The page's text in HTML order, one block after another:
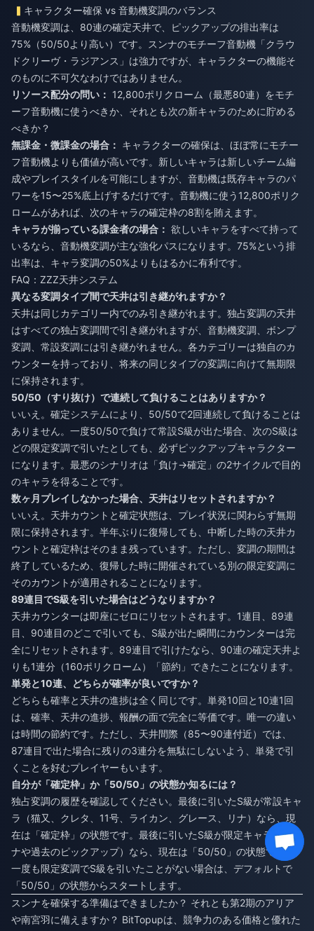
キャラクター確保 vs 音動機変調のバランス
音動機変調は、80連の確定天井で、ピックアップの排出率は
75%（50/50より高い）です。スンナのモチーフ音動機「クラウ
ドクリーヴ・ラジアンス」は強力ですが、キャラクターの機能そ
のものに不可欠なわけではありません。
リソース配分の問い： 12,800ポリクローム（最悪80連）をモチ
ーフ音動機に使うべきか、それとも次の新キャラのために貯める
べきか？
無課金・微課金の場合： キャラクターの確保は、ほぼ常にモチー
フ音動機よりも価値が高いです。新しいキャラは新しいチーム編
成やプレイスタイルを可能にしますが、音動機は既存キャラのパ
ワーを15〜25%底上げするだけです。音動機に使う12,800ポリク
ロームがあれば、次のキャラの確定枠の8割を賄えます。
キャラが揃っている課金者の場合： 欲しいキャラをすべて持って
いるなら、音動機変調が主な強化パスになります。75%という排
出率は、キャラ変調の50%よりもはるかに有利です。
FAQ：ZZZ天井システム
異なる変調タイプ間で天井は引き継がれますか？
天井は同じカテゴリー内でのみ引き継がれます。独占変調の天井
はすべての独占変調間で引き継がれますが、音動機変調、ボンプ
変調、常設変調には引き継がれません。各カテゴリーは独自のカ
ウンターを持っており、将来の同じタイプの変調に向けて無期限
に保持されます。
50/50（すり抜け）で連続して負けることはありますか？
いいえ。確定システムにより、50/50で2回連続して負けることは
ありません。一度50/50で負けて常設S級が出た場合、次のS級は
どの限定変調で引いたとしても、必ずピックアップキャラクター
になります。最悪のシナリオは「負け→確定」の2サイクルで目的
のキャラを得ることです。
数ヶ月プレイしなかった場合、天井はリセットされますか？
いいえ。天井カウントと確定状態は、プレイ状況に関わらず無期
限に保持されます。半年ぶりに復帰しても、中断した時の天井カ
ウントと確定枠はそのまま残っています。ただし、変調の期間は
終了しているため、復帰した時に開催されている別の限定変調に
そのカウントが適用されることになります。
89連目でS級を引いた場合はどうなりますか？
天井カウンターは即座にゼロにリセットされます。1連目、89連
目、90連目のどこで引いても、S級が出た瞬間にカウンターは完
全にリセットされます。89連目で引けたなら、90連の確定天井よ
りも1連分（160ポリクローム）「節約」できたことになります。
単発と10連、どちらが確率が良いですか？
どちらも確率と天井の進捗は全く同じです。単発10回と10連1回
は、確率、天井の進捗、報酬の面で完全に等価です。唯一の違い
は時間の節約です。ただし、天井間際（85〜90連付近）では、
87連目で出た場合に残りの3連分を無駄にしないよう、単発で引
くことを好むプレイヤーもいます。
自分が「確定枠」か「50/50」の状態か知るには？
独占変調の履歴を確認してください。最後に引いたS級が常設キャ
ラ（猫又、クレタ、11号、ライカン、グレース、リナ）なら、現
在は「確定枠」の状態です。最後に引いたS級が限定キャラ（スン
ナや過去のピックアップ）なら、現在は「50/50」の状態です。
一度も限定変調でS級を引いたことがない場合は、デフォルトで
「50/50」の状態からスタートします。
スンナを確保する準備はできましたか？ それとも第2期のアリア
や南宮羽に備えますか？ BitTopupは、競争力のある価格と優れた